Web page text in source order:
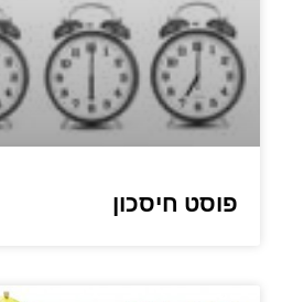
פוסט חיסכון